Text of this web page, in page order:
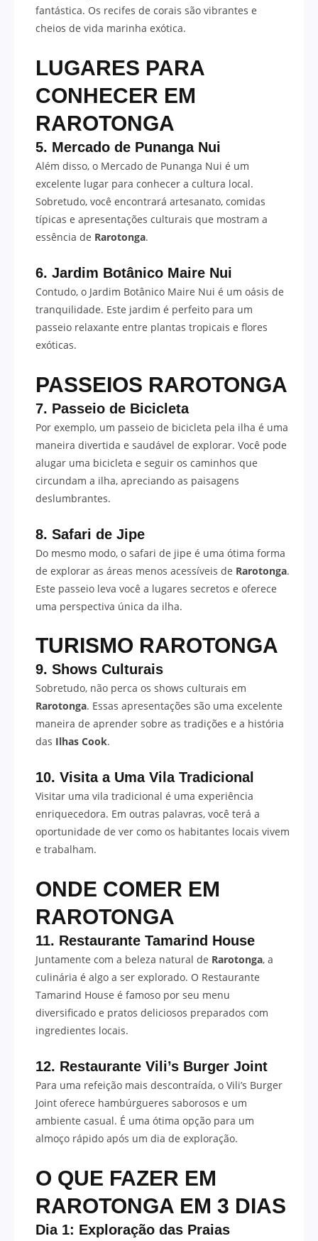
fantástica. Os recifes de corais são vibrantes e
cheios de vida marinha exótica.
LUGARES PARA
CONHECER EM
RAROTONGA
5. Mercado de Punanga Nui
Além disso, o Mercado de Punanga Nui é um
excelente lugar para conhecer a cultura local.
Sobretudo, você encontrará artesanato, comidas
típicas e apresentações culturais que mostram a
essência de Rarotonga.
6. Jardim Botânico Maire Nui
Contudo, o Jardim Botânico Maire Nui é um oásis de
tranquilidade. Este jardim é perfeito para um
passeio relaxante entre plantas tropicais e flores
exóticas.
PASSEIOS RAROTONGA
7. Passeio de Bicicleta
Por exemplo, um passeio de bicicleta pela ilha é uma
maneira divertida e saudável de explorar. Você pode
alugar uma bicicleta e seguir os caminhos que
circundam a ilha, apreciando as paisagens
deslumbrantes.
8. Safari de Jipe
Do mesmo modo, o safari de jipe é uma ótima forma
de explorar as áreas menos acessíveis de Rarotonga.
Este passeio leva você a lugares secretos e oferece
uma perspectiva única da ilha.
TURISMO RAROTONGA
9. Shows Culturais
Sobretudo, não perca os shows culturais em
Rarotonga. Essas apresentações são uma excelente
maneira de aprender sobre as tradições e a história
das Ilhas Cook.
10. Visita a Uma Vila Tradicional
Visitar uma vila tradicional é uma experiência
enriquecedora. Em outras palavras, você terá a
oportunidade de ver como os habitantes locais vivem
e trabalham.
ONDE COMER EM
RAROTONGA
11. Restaurante Tamarind House
Juntamente com a beleza natural de Rarotonga, a
culinária é algo a ser explorado. O Restaurante
Tamarind House é famoso por seu menu
diversificado e pratos deliciosos preparados com
ingredientes locais.
12. Restaurante Vili’s Burger Joint
Para uma refeição mais descontraída, o Vili’s Burger
Joint oferece hambúrgueres saborosos e um
ambiente casual. É uma ótima opção para um
almoço rápido após um dia de exploração.
O QUE FAZER EM
RAROTONGA EM 3 DIAS
Dia 1: Exploração das Praias